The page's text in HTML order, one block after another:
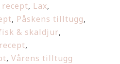
, Lax,
, Påskens tilltugg,
& skaldjur,
,
, Vårens tilltugg